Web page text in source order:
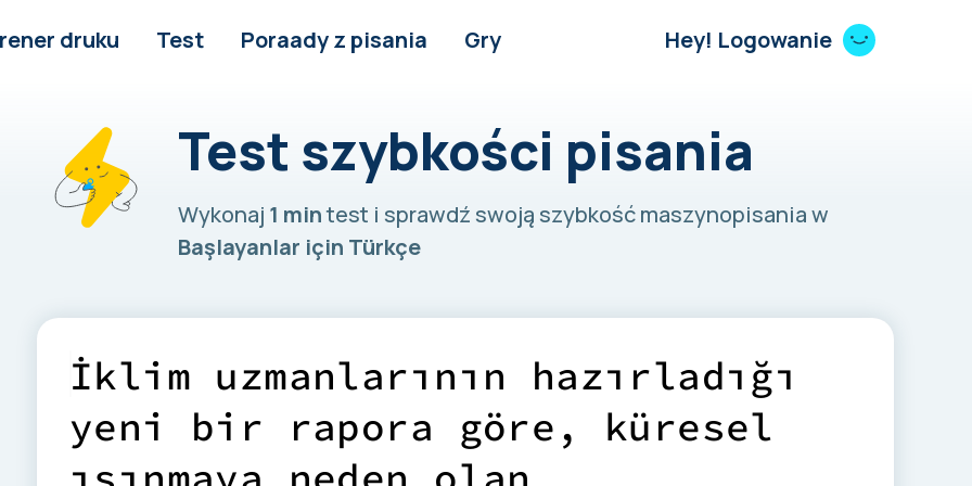
druku Test Poraady z pisania Gry Hey! Logowanie
Test szybkości pisania
Wykonaj 1 mintest i sprawdź swoją szybkość maszynopisania w
Başlayanlar için Türkçe
İklim uzmanları nı n hazı rladı ğı
yeni bi r rapora göre , kü resel